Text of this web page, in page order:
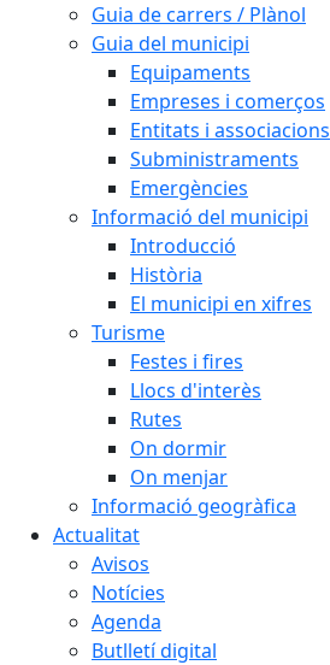
Guia de carrers / Plànol
Guia del municipi
Equipaments
Empreses i comerços
Entitats i associacions
Subministraments
Emergències
Informació del municipi
Introducció
Història
El municipi en xifres
Turisme
Festes i fires
Llocs d'interès
Rutes
On dormir
On menjar
Informació geogràfica
Actualitat
Avisos
Notícies
Agenda
Butlletí digital